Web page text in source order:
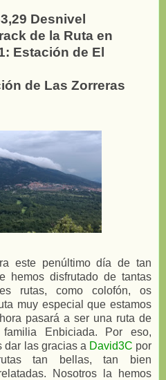
Desnivel
de la Ruta en
Estación de El
de Las Zorreras
este penúltimo día de tan
hemos disfrutado de tantas
rutas, como colofón, os
muy especial que estamos
pasará a ser una ruta de
Enbiciada. Por eso,
dar las gracias a David3C por
tan bellas, tan bien
Nosotros la hemos